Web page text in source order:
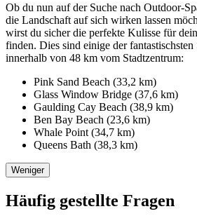
Ob du nun auf der Suche nach Outdoor-
die Landschaft auf sich wirken lassen
wirst du sicher die perfekte Kulisse für
finden. Dies sind einige der
innerhalb von 48 km vom Stadtzentrum:
Pink Sand Beach (33,2 km)
Glass Window Bridge (37,6 km)
Gaulding Cay Beach (38,9 km)
Ben Bay Beach (23,6 km)
Whale Point (34,7 km)
Queens Bath (38,3 km)
Weniger
Häufig gestellte Fragen